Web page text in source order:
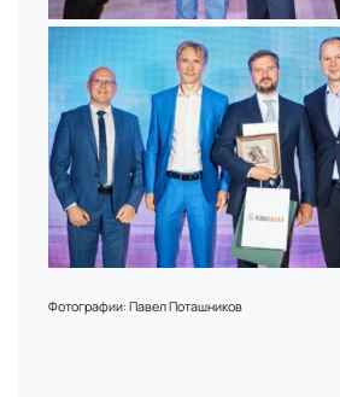
Фотографии: Павел Поташников
Имя
В данный момент
находится в